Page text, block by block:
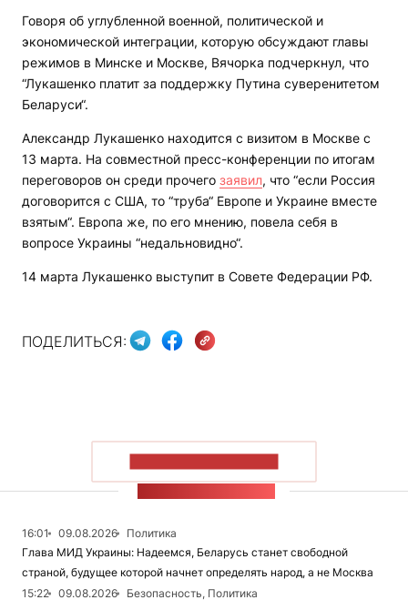
Говоря об углубленной военной, политической и
экономической интеграции, которую обсуждают главы
режимов в Минске и Москве, Вячорка подчеркнул, что
“Лукашенко платит за поддержку Путина суверенитетом
Беларуси“.
Александр Лукашенко находится с визитом в Москве с
13 марта. На совместной пресс-конференции по итогам
переговоров он среди прочего заявил, что “если Россия
договорится с США, то “труба“ Европе и Украине вместе
взятым“. Европа же, по его мнению, повела себя в
вопросе Украины “недальновидно“.
14 марта Лукашенко выступит в Совете Федерации РФ.
ПОДЕЛИТЬСЯ:
16:01 09.08.2026
Политика
Глава МИД Украины: Надеемся, Беларусь станет свободной
страной, будущее которой начнет определять народ, а не Москва
15:22
09.08.2026 Безопасность, Политика